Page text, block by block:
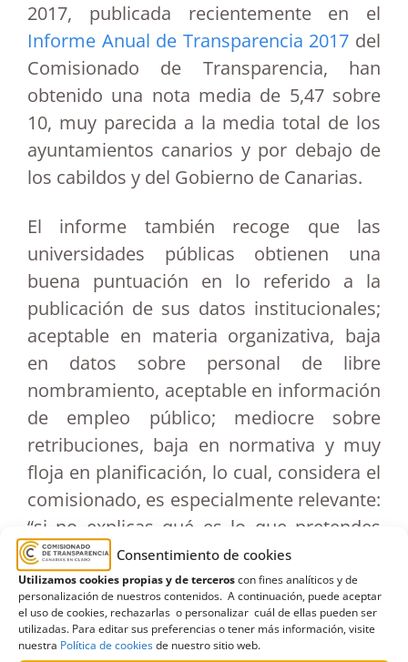
Consentimiento de cookies
Utilizamos cookies propias y de terceroscon fines analíticos y de
personalización de nuestros contenidos. A continuación, puede aceptar
el uso de cookies, rechazarlas o personalizar cuál de ellas pueden ser
utilizadas. Para editar sus preferencias o tener más información, visite
nuestra Política de cookiesde nuestro sitio web.
2017, publicada recientemente en el
Informe Anual de Transparencia 2017 del
Comisionado de Transparencia, han
obtenido una nota media de 5,47 sobre
10, muy parecida a la media total de los
ayuntamientos canarios y por debajo de
los cabildos y del Gobierno de Canarias.
El informe también recoge que las
universidades públicas obtienen una
buena puntuación en lo referido a la
publicación de sus datos institucionales;
aceptable en materia organizativa, baja
en datos sobre personal de libre
nombramiento, aceptable en información
de empleo público; mediocre sobre
retribuciones, baja en normativa y muy
floja en planificación, lo cual, considera el
comisionado, es especialmente relevante:
“si no explicas qué es lo que pretendes
hacer, resulta difícil que se te puedan
pedir cuentas”.
En la mesa redonda también participó